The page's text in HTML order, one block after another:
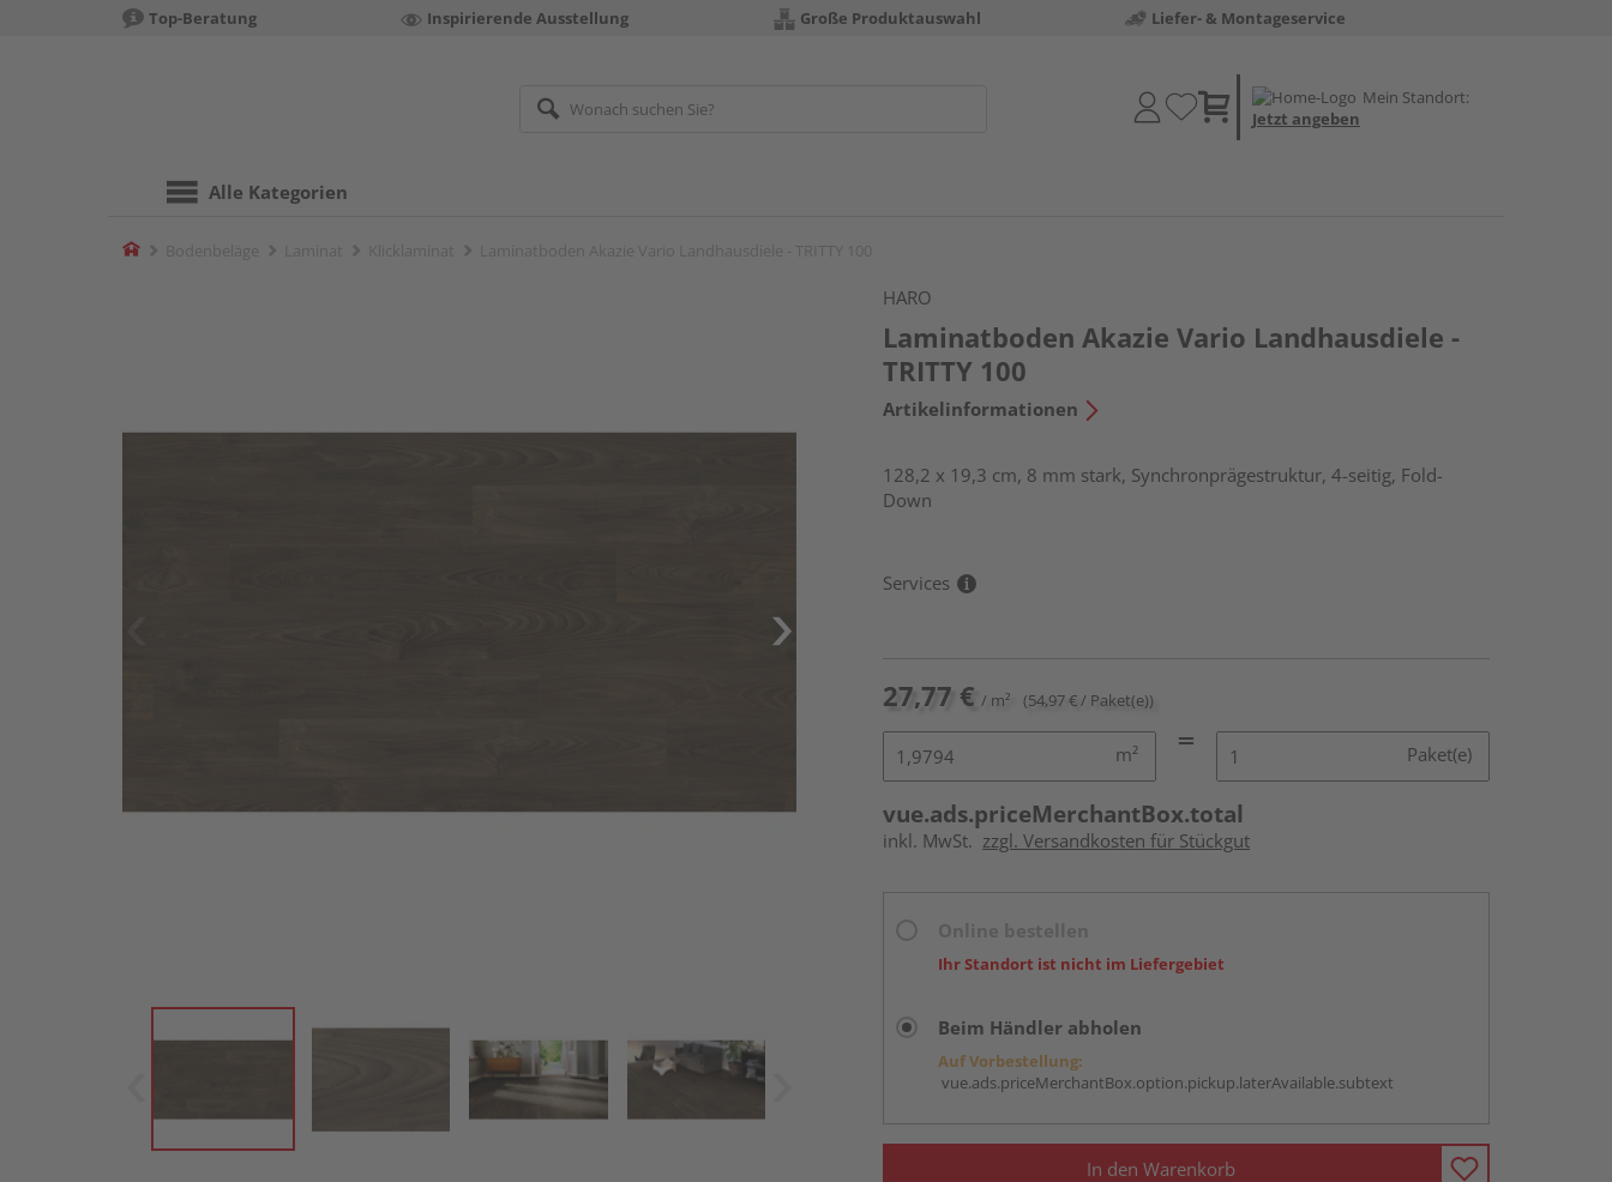
Top-Beratung Inspirierende Ausstellung Große Produktauswahl Liefer- & Montageservice
Mein Standort:
Jetzt angeben
Alle Kategorien
Home
HARO
Laminatboden Akazie Vario Landhausdiele -
TRITTY 100
Artikelinformationen
128,2 x 19,3 cm, 8 mm stark, Synchronprägestruktur, 4-seitig, Fold-
Down
Services
27,77 € / m² (54,97 € / Paket(e))
m² Paket(e)
vue.ads.priceMerchantBox.total
inkl. MwSt. zzgl. Versandkosten für Stückgut
Ihr Standort ist nicht im Liefergebiet
Beim Händler abholen
Auf Vorbestellung:
vue.ads.priceMerchantBox.option.pickup.laterAvailable.subtext
In den Warenkorb